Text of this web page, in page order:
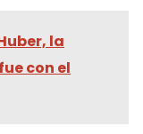
la
con el